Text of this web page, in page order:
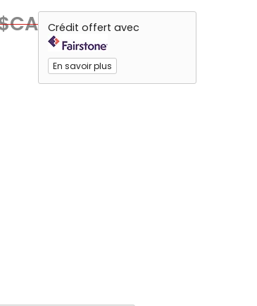
Crédit offert avec
En savoir plus